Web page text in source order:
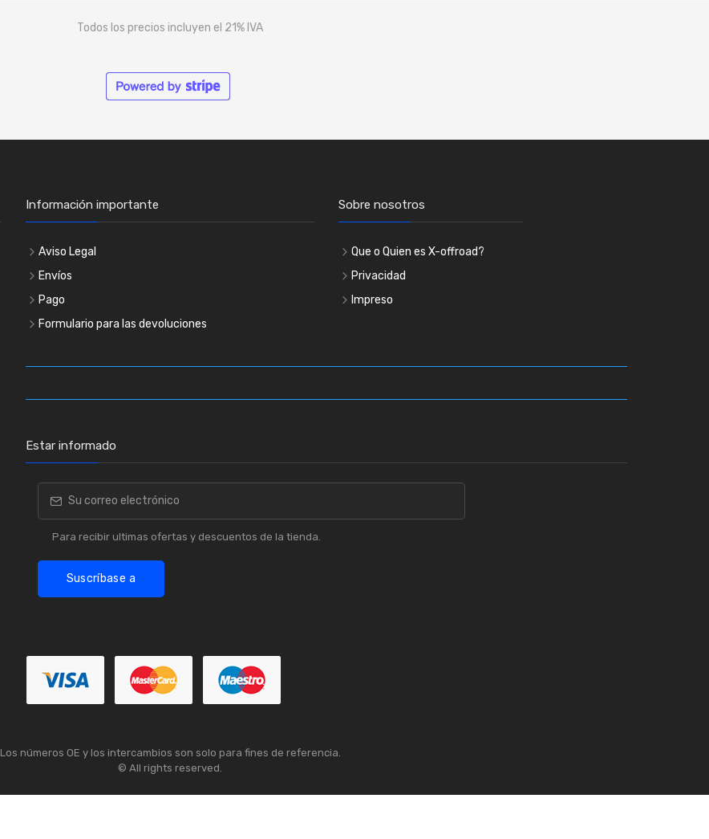
Todos los precios incluyen el 21% IVA
Información importante
Aviso Legal
Envíos
Pago
Formulario para las devoluciones
Sobre nosotros
Que o Quien es X-offroad?
Privacidad
Impreso
Estar informado
Para recibir ultimas ofertas y descuentos de la tienda.
Suscríbase a
Los números OE y los intercambios son solo para fines de referencia.
© All rights reserved.